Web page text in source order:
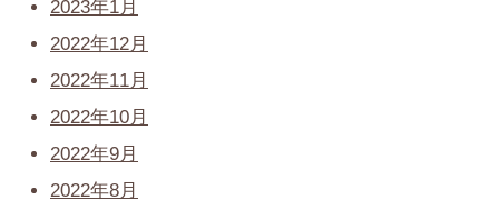
2023年1月
2022年12月
2022年11月
2022年10月
2022年9月
2022年8月